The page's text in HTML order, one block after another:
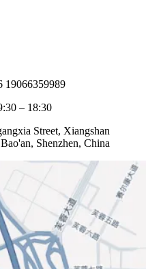
19066359989
– 18:30
Street, Xiangshan
Shenzhen, China